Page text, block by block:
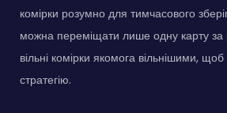
комірки розумно для тимчасового
можна переміщати лише одну карту
вільні комірки якомога вільнішими,
стратегію.